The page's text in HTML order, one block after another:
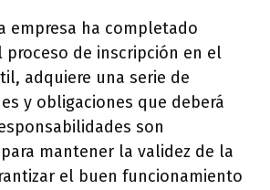
empresa ha completado
proceso de inscripción en el
adquiere una serie de
y obligaciones que deberá
son
mantener la validez de la
el buen funcionamiento